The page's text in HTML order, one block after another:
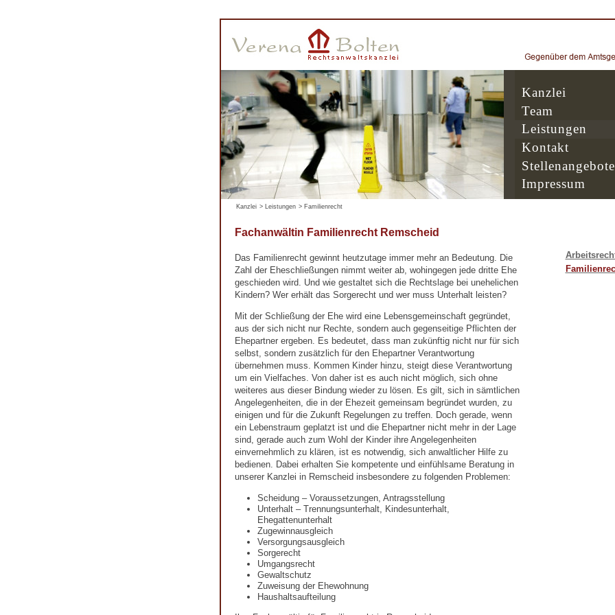
Kanzlei
Team
Leistungen
Kontakt
Stellenangebote
Impressum
Kanzlei > Leistungen > Familienrecht
Fachanwältin Familienrecht Remscheid
Das Familienrecht gewinnt heutzutage immer mehr an Bedeutung. Die
Zahl der Eheschließungen nimmt weiter ab, wohingegen jede dritte Ehe
geschieden wird. Und wie gestaltet sich die Rechtslage bei unehelichen
Kindern? Wer erhält das Sorgerecht und wer muss Unterhalt leisten?
Mit der Schließung der Ehe wird eine Lebensgemeinschaft gegründet,
aus der sich nicht nur Rechte, sondern auch gegenseitige Pflichten der
Ehepartner ergeben. Es bedeutet, dass man zukünftig nicht nur für sich
selbst, sondern zusätzlich für den Ehepartner Verantwortung
übernehmen muss. Kommen Kinder hinzu, steigt diese Verantwortung
um ein Vielfaches. Von daher ist es auch nicht möglich, sich ohne
weiteres aus dieser Bindung wieder zu lösen. Es gilt, sich in sämtlichen
Angelegenheiten, die in der Ehezeit gemeinsam begründet wurden, zu
einigen und für die Zukunft Regelungen zu treffen. Doch gerade, wenn
ein Lebenstraum geplatzt ist und die Ehepartner nicht mehr in der Lage
sind, gerade auch zum Wohl der Kinder ihre Angelegenheiten
einvernehmlich zu klären, ist es notwendig, sich anwaltlicher Hilfe zu
bedienen. Dabei erhalten Sie kompetente und einfühlsame Beratung in
unserer Kanzlei in Remscheid insbesondere zu folgenden Problemen:
Scheidung – Voraussetzungen, Antragsstellung
Unterhalt – Trennungsunterhalt, Kindesunterhalt,
Ehegattenunterhalt
Zugewinnausgleich
Versorgungsausgleich
Sorgerecht
Umgangsrecht
Gewaltschutz
Zuweisung der Ehewohnung
Haushaltsaufteilung